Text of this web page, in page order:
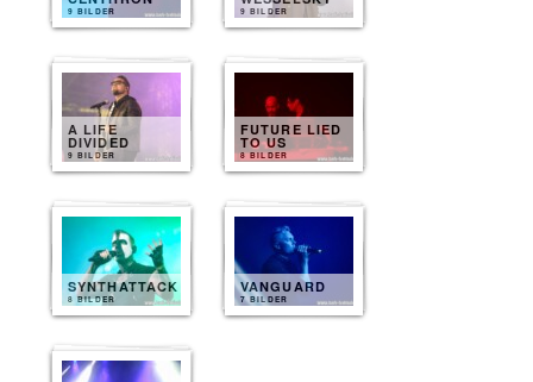
9 BILDER 9 BILDER
A LIFE
DIVIDED
9 BILDER
FUTURE LIED
TO US
8 BILDER
SYNTHATTACK
8 BILDER
VANGUARD
7 BILDER